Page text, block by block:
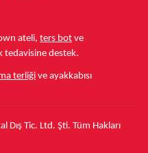
ateli, ters bot ve
tedavisine destek.
terliği ve ayakkabısı
Tic. Ltd. Şti. Tüm Hakları